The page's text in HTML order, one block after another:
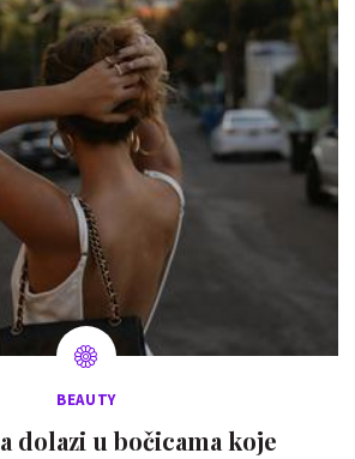
BEAUTY
dolazi u bočicama koje